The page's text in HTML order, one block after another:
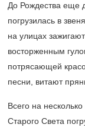
До Рождества еще
погрузилась в
на улицах
восторженным
потрясающей
песни, витают
Всего на
Старого Света